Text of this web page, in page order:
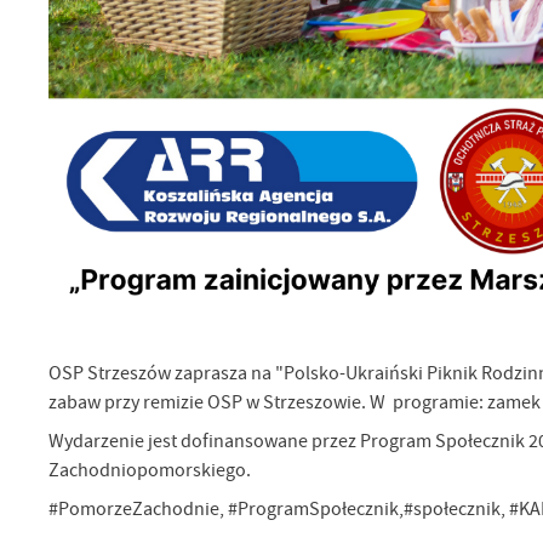
OSP Strzeszów zaprasza na "Polsko-Ukraiński Piknik
zabaw przy remizie OSP w Strzeszowie. W programie:
Wydarzenie jest dofinansowane przez Program Społecznik
Zachodniopomorskiego.
#PomorzeZachodnie, #ProgramSpołecznik,#społecznik,